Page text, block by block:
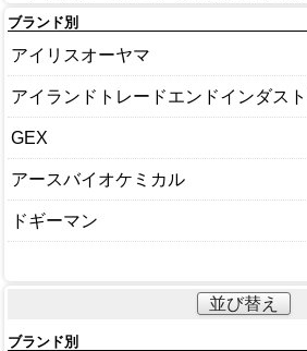
ブランド別
アイリスオーヤマ
アイランドトレードエンドインダス
GEX
アースバイオケミカル
ドギーマン
並び替え
ブランド別